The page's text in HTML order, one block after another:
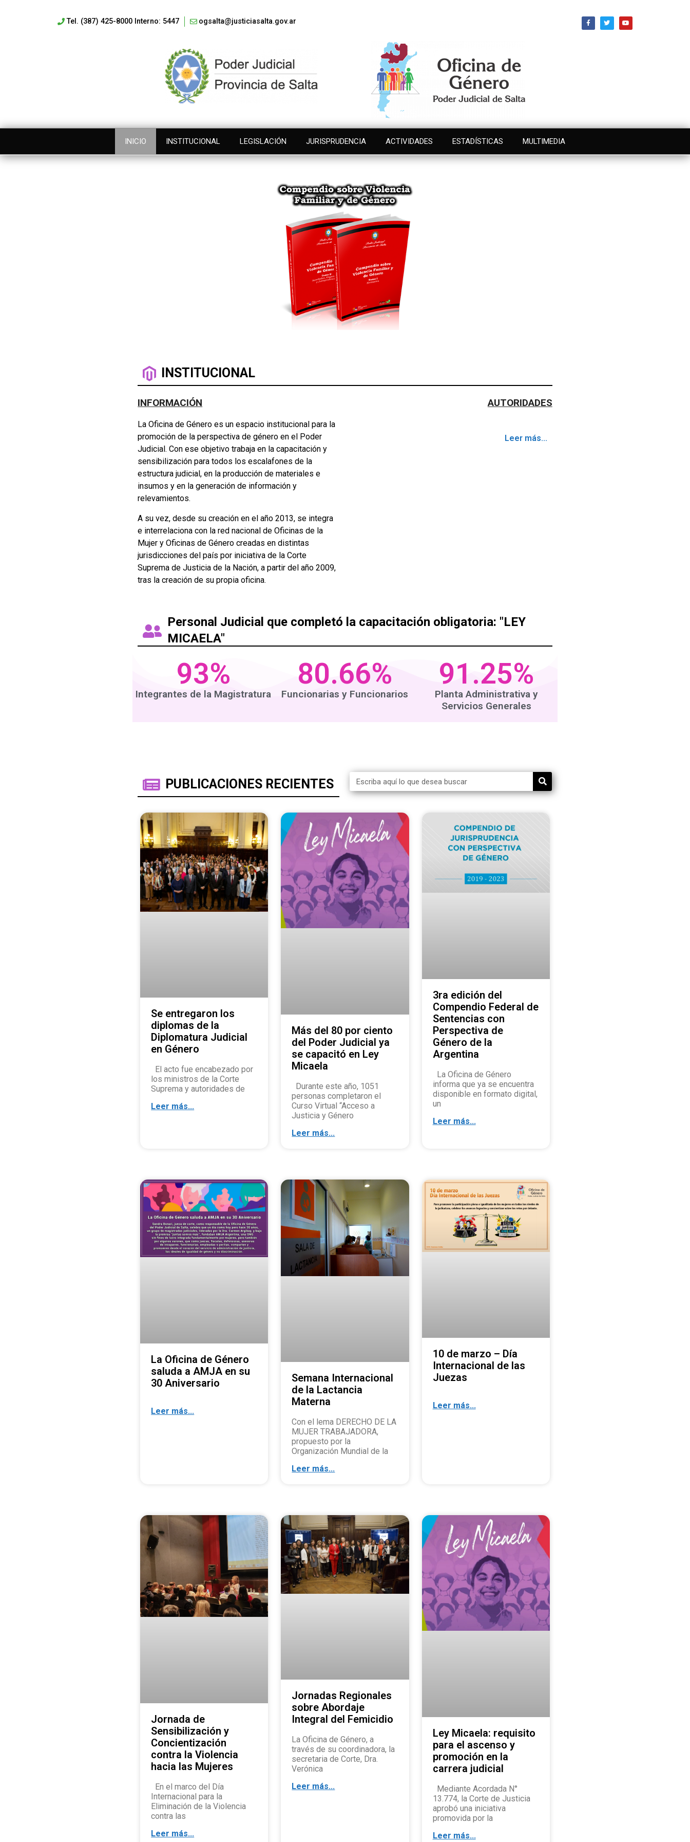
Tel. (387) 425-8000 Interno: 5447 ogsalta@justiciasalta.gov.ar
INICIO INSTITUCIONAL LEGISLACIÓN JURISPRUDENCIA ACTIVIDADES ESTADÍSTICAS MULTIMEDIA
INSTITUCIONAL
INFORMACIÓN
La Oficina de Género es un espacio institucional para la
promoción de la perspectiva de género en el Poder
Judicial. Con ese objetivo trabaja en la capacitación y
sensibilización para todos los escalafones de la
estructura judicial, en la producción de materiales e
insumos y en la generación de información y
relevamientos.
A su vez, desde su creación en el año 2013, se integra
e interrelaciona con la red nacional de Oficinas de la
Mujer y Oficinas de Género creadas en distintas
jurisdicciones del país por iniciativa de la Corte
Suprema de Justicia de la Nación, a partir del año 2009,
tras la creación de su propia oficina.
AUTORIDADES
Leer más...
Personal Judicial que completó la capacitación obligatoria: "LEY
MICAELA"
93%
Integrantes de la Magistratura
80.66%
Funcionarias y Funcionarios
91.25%
Planta Administrativa y
Servicios Generales
PUBLICACIONES RECIENTES
Se entregaron los
diplomas de la
Diplomatura Judicial
en Género
El acto fue encabezado por
los ministros de la Corte
Suprema y autoridades de
Leer más...
Más del 80 por ciento
del Poder Judicial ya
se capacitó en Ley
Micaela
Durante este año, 1051
personas completaron el
Curso Virtual “Acceso a
Justicia y Género
Leer más...
3ra edición del
Compendio Federal de
Sentencias con
Perspectiva de
Género de la
Argentina
La Oficina de Género
informa que ya se encuentra
disponible en formato digital,
un
Leer más...
La Oficina de Género
saluda a AMJA en su
30 Aniversario
Leer más...
Semana Internacional
de la Lactancia
Materna
Con el lema DERECHO DE LA
MUJER TRABAJADORA,
propuesto por la
Organización Mundial de la
Leer más...
10 de marzo – Día
Internacional de las
Juezas
Leer más...
Jornada de
Sensibilización y
Concientización
contra la Violencia
hacia las Mujeres
En el marco del Día
Internacional para la
Eliminación de la Violencia
contra las
Leer más...
Jornadas Regionales
sobre Abordaje
Integral del Femicidio
La Oficina de Género, a
través de su coordinadora, la
secretaria de Corte, Dra.
Verónica
Leer más...
Ley Micaela: requisito
para el ascenso y
promoción en la
carrera judicial
Mediante Acordada N°
13.774, la Corte de Justicia
aprobó una iniciativa
promovida por la
Leer más...